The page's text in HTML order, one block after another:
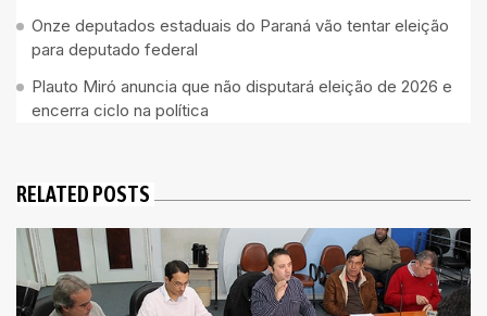
Onze deputados estaduais do Paraná vão tentar eleição
para deputado federal
Plauto Miró anuncia que não disputará eleição de 2026 e
encerra ciclo na política
RELATED POSTS